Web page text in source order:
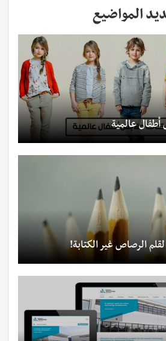
المواضيع
عالمية